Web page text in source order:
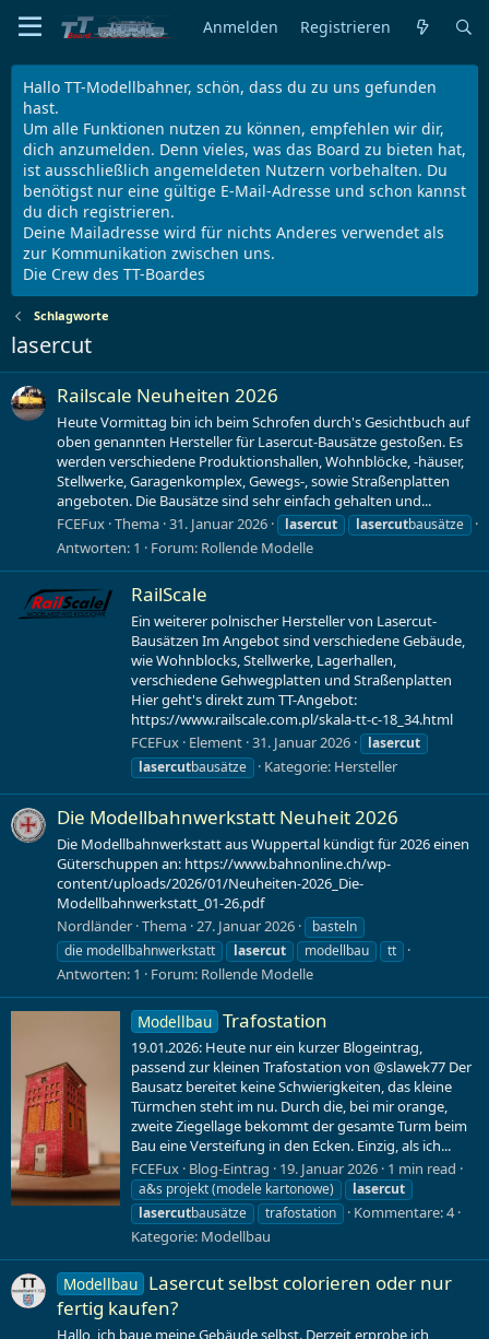
Anmelden Registrieren
Hallo TT-Modellbahner, schön, dass du zu uns gefunden
hast.
Um alle Funktionen nutzen zu können, empfehlen wir dir,
dich anzumelden. Denn vieles, was das Board zu bieten hat,
ist ausschließlich angemeldeten Nutzern vorbehalten. Du
benötigst nur eine gültige E-Mail-Adresse und schon kannst
du dich registrieren.
Deine Mailadresse wird für nichts Anderes verwendet als
zur Kommunikation zwischen uns.
Die Crew des TT-Boardes
Schlagworte
lasercut
Railscale Neuheiten 2026
Heute Vormittag bin ich beim Schrofen durch's Gesichtbuch auf
oben genannten Hersteller für Lasercut-Bausätze gestoßen. Es
werden verschiedene Produktionshallen, Wohnblöcke, -häuser,
Stellwerke, Garagenkomplex, Gewegs-, sowie Straßenplatten
angeboten. Die Bausätze sind sehr einfach gehalten und...
FCEFux Thema 31. Januar 2026 lasercut lasercutbausätze
Antworten: 1 Forum: Rollende Modelle
RailScale
Ein weiterer polnischer Hersteller von Lasercut-
Bausätzen Im Angebot sind verschiedene Gebäude,
wie Wohnblocks, Stellwerke, Lagerhallen,
verschiedene Gehwegplatten und Straßenplatten
Hier geht's direkt zum TT-Angebot:
https://www.railscale.com.pl/skala-tt-c-18_34.html
FCEFux Element 31. Januar 2026
lasercut
lasercutbausätze Kategorie: Hersteller
Die Modellbahnwerkstatt Neuheit 2026
Die Modellbahnwerkstatt aus Wuppertal kündigt für 2026 einen
Güterschuppen an: https://www.bahnonline.ch/wp-
content/uploads/2026/01/Neuheiten-2026_Die-
Modellbahnwerkstatt_01-26.pdf
Nordländer Thema 27. Januar 2026
basteln
die modellbahnwerkstatt
lasercut modellbau tt
Antworten: 1 Forum: Rollende Modelle
Modellbau Trafostation
19.01.2026: Heute nur ein kurzer Blogeintrag,
passend zur kleinen Trafostation von @slawek77 Der
Bausatz bereitet keine Schwierigkeiten, das kleine
Türmchen steht im nu. Durch die, bei mir orange,
zweite Ziegellage bekommt der gesamte Turm beim
Bau eine Versteifung in den Ecken. Einzig, als ich...
FCEFux Blog-Eintrag 19. Januar 2026 1 min read
a&s projekt (modele kartonowe)
lasercut
lasercutbausätze trafostation
Kommentare: 4
Kategorie: Modellbau
Modellbau Lasercut selbst colorieren oder nur
fertig kaufen?
Hallo, ich baue meine Gebäude selbst. Derzeit erprobe ich